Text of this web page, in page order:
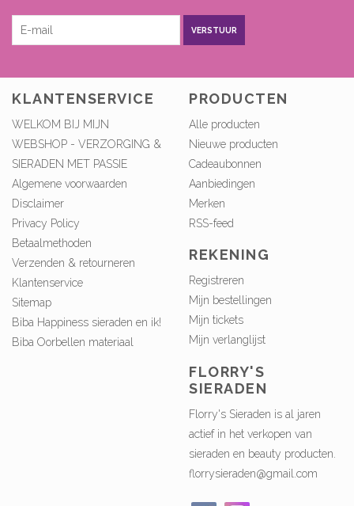
VERSTUUR
KLANTENSERVICE
WELKOM BIJ MIJN
WEBSHOP - VERZORGING &
SIERADEN MET PASSIE
Algemene voorwaarden
Disclaimer
Privacy Policy
Betaalmethoden
Verzenden & retourneren
Klantenservice
Sitemap
Biba Happiness sieraden en ik!
Biba Oorbellen materiaal
PRODUCTEN
Alle producten
Nieuwe producten
Cadeaubonnen
Aanbiedingen
Merken
RSS-feed
REKENING
Registreren
Mijn bestellingen
Mijn tickets
Mijn verlanglijst
FLORRY'S
SIERADEN
Florry's Sieraden is al jaren
actief in het verkopen van
sieraden en beauty producten.
florrysieraden@gmail.com